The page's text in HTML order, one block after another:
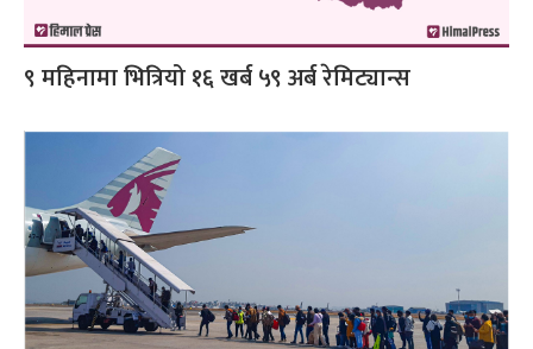
९ महिनामा भित्रियो १६ खर्ब ५९ अर्ब रेमिट्यान्स